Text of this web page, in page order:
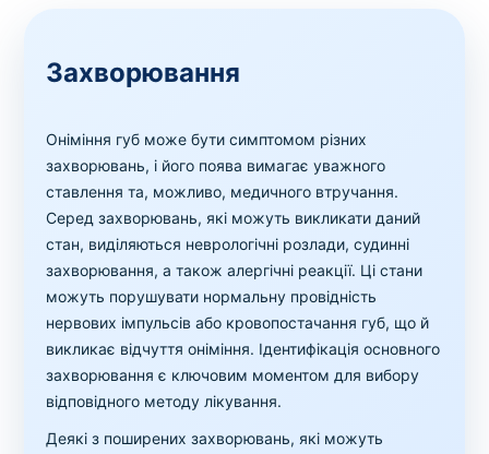
Захворювання
Оніміння губ може бути симптомом різних
захворювань, і його поява вимагає уважного
ставлення та, можливо, медичного втручання.
Серед захворювань, які можуть викликати даний
стан, виділяються неврологічні розлади, судинні
захворювання, а також алергічні реакції. Ці стани
можуть порушувати нормальну провідність
нервових імпульсів або кровопостачання губ, що й
викликає відчуття оніміння. Ідентифікація основного
захворювання є ключовим моментом для вибору
відповідного методу лікування.
Деякі з поширених захворювань, які можуть